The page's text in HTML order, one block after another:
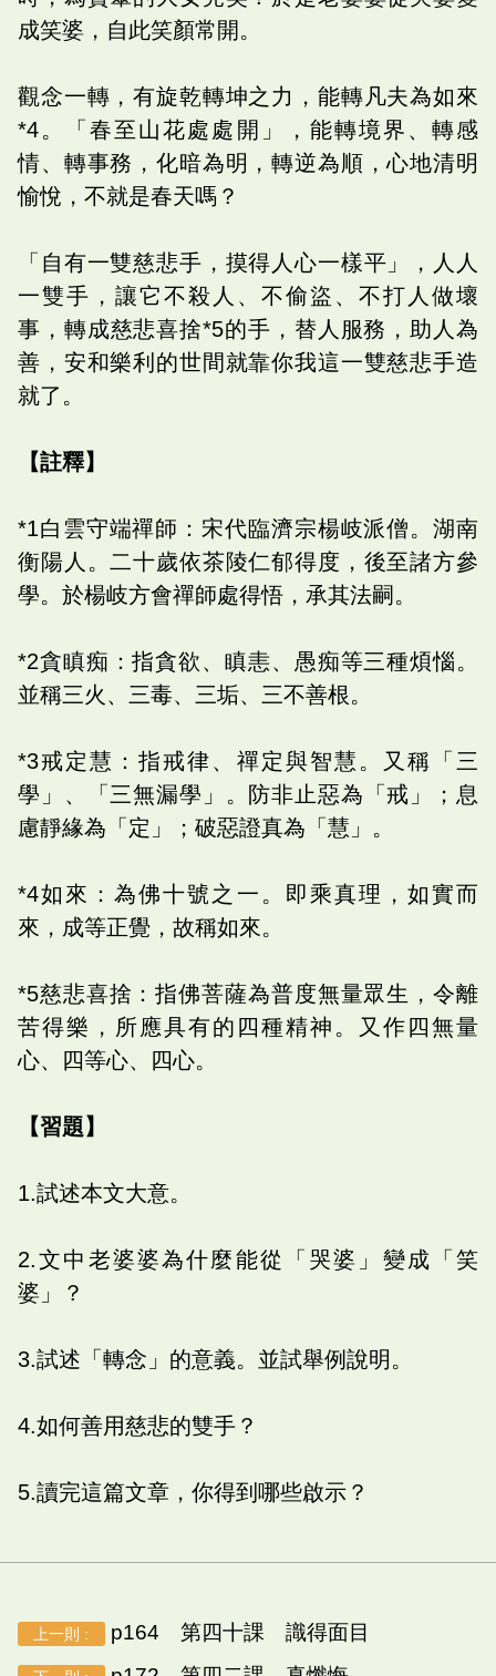
成笑婆，自此笑顏常開。
觀念一轉，有旋乾轉坤之力，能轉凡夫為如來
*4。「春至山花處處開」，能轉境界、轉感
情、轉事務，化暗為明，轉逆為順，心地清明
愉悅，不就是春天嗎？
「自有一雙慈悲手，摸得人心一樣平」，人人
一雙手，讓它不殺人、不偷盜、不打人做壞
事，轉成慈悲喜捨*5的手，替人服務，助人為
善，安和樂利的世間就靠你我這一雙慈悲手造
就了。
【註釋】
*1白雲守端禪師：宋代臨濟宗楊岐派僧。湖南
衡陽人。二十歲依茶陵仁郁得度，後至諸方參
學。於楊岐方會禪師處得悟，承其法嗣。
*2貪瞋痴：指貪欲、瞋恚、愚痴等三種煩惱。
並稱三火、三毒、三垢、三不善根。
*3戒定慧：指戒律、禪定與智慧。又稱「三
學」、「三無漏學」。防非止惡為「戒」；息
慮靜緣為「定」；破惡證真為「慧」。
*4如來：為佛十號之一。即乘真理，如實而
來，成等正覺，故稱如來。
*5慈悲喜捨：指佛菩薩為普度無量眾生，令離
苦得樂，所應具有的四種精神。又作四無量
心、四等心、四心。
【習題】
1.試述本文大意。
2.文中老婆婆為什麼能從「哭婆」變成「笑
婆」？
3.試述「轉念」的意義。並試舉例說明。
4.如何善用慈悲的雙手？
5.讀完這篇文章，你得到哪些啟示？
上一則 : p164 第四十課 識得面目